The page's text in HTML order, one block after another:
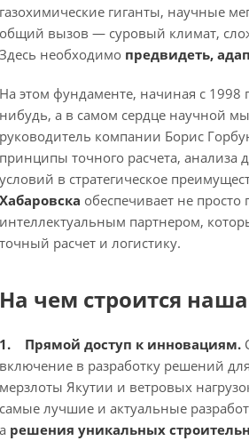
газохимические гиганты, научные
общий вызов — суровый климат,
Здесь необходимо предвидеть,
На этом фундаменте, начиная с 1998
нибудь, а в самом сердце научной
руководитель компании Борис
принципы точного расчета,
условий в стратегическое
Хабаровска обеспечивает не
интеллектуальным партнером,
точный расчет и логистику.
На чем строится наша
1. Прямой доступ к инновациям.
включение в разработку решений
мерзлоты Якутии и ветровых
самые лучшие и актуальные
а решения уникальных